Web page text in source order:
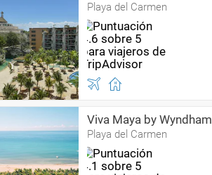
Playa del Carmen
Viva Maya by Wyndham
Playa del Carmen